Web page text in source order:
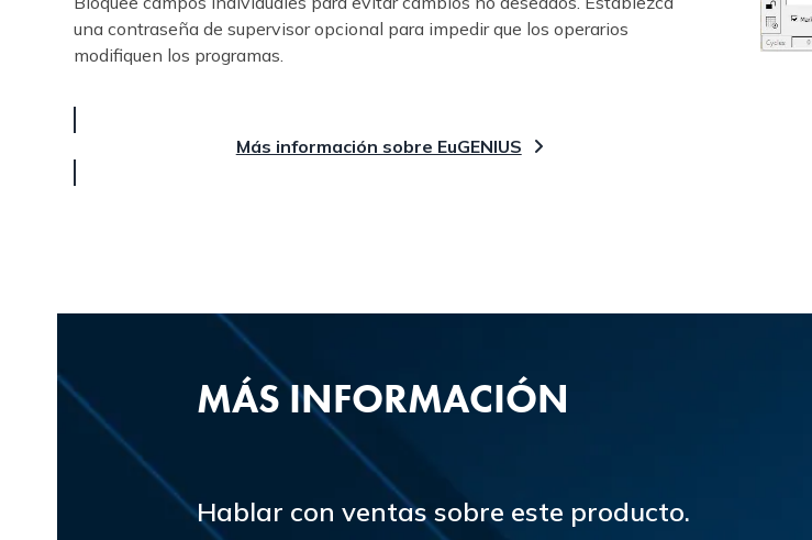
una contraseña de supervisor opcional para impedir que los operarios
modifiquen los programas.
Más información sobre EuGENIUS
MÁS INFORMACIÓN
Hablar con ventas sobre este producto.